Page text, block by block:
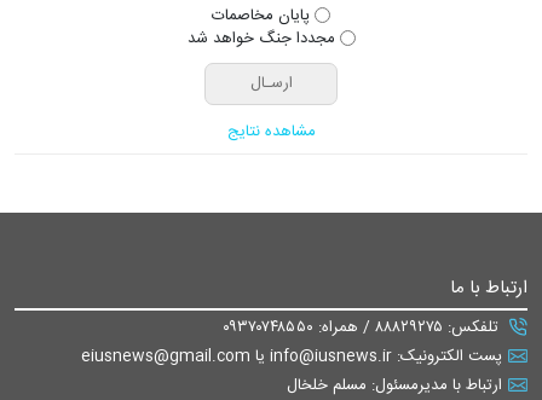
پایان مخاصمات
مجددا جنگ خواهد شد
مشاهده نتایج
ارتباط با ما
تلفکس: ۸۸۸۲۹۲۷۵ / همراه: ۰۹۳۷۰۷۴۸۵۵۰
پست الکترونیک: info@iusnews.ir یا eiusnews@gmail.com
ارتباط با مدیرمسئول: مسلم خلخال